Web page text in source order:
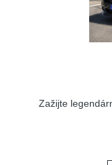
Zažijte